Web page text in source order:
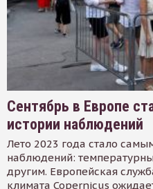
Сентябрь в Европе
истории наблюдений
Лето 2023 года стало
наблюдений:
другим. Европейская
климата Copernicus